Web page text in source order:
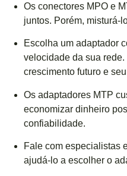
Os conectores MPO e
juntos. Porém, misturá-
Escolha um adaptador
velocidade da sua
crescimento futuro e
Os adaptadores MTP
economizar dinheiro
confiabilidade.
Fale com especialistas
ajudá-lo a escolher o